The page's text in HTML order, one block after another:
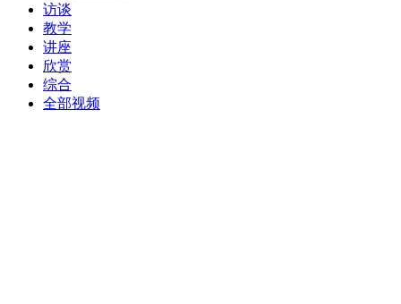
访谈
教学
讲座
欣赏
综合
全部视频